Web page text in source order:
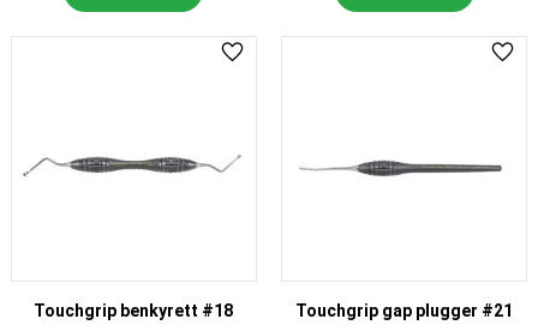
Touchgrip benkyrett #18
Add to favorites
Touchgrip gap plugger #21
Add